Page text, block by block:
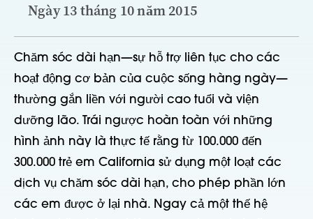
Ngày 13 tháng 10 năm 2015
Chăm sóc dài hạn—sự hỗ trợ liên tục cho các
hoạt động cơ bản của cuộc sống hàng ngày—
thường gắn liền với người cao tuổi và viện
dưỡng lão. Trái ngược hoàn toàn với những
hình ảnh này là thực tế rằng từ 100.000 đến
300.000 trẻ em California sử dụng một loạt các
dịch vụ chăm sóc dài hạn, cho phép phần lớn
các em được ở lại nhà. Ngay cả một thế hệ